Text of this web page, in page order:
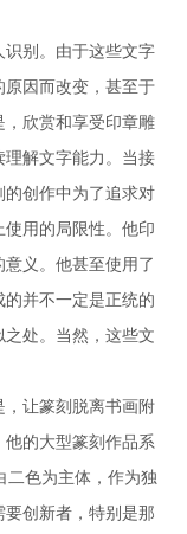
识别。由于这些文字
原因而改变，甚至于
，欣赏和享受印章雕
理解文字能力。当接
的创作中为了追求对
用的局限性。他印
义。他甚至使用了
并不一定是正统的
处。当然，这些文
，让篆刻脱离书画附
他的大型篆刻作品系
二色为主体，作为独
创新者，特别是那